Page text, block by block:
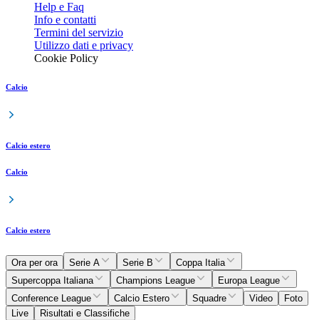
Help e Faq
Info e contatti
Termini del servizio
Utilizzo dati e privacy
Cookie Policy
Calcio
Calcio estero
Calcio
Calcio estero
Ora per ora Serie A Serie B
Coppa Italia
Supercoppa Italiana
Champions League
Europa League
Conference League
Calcio Estero Squadre Video
Foto
Live
Risultati e Classifiche